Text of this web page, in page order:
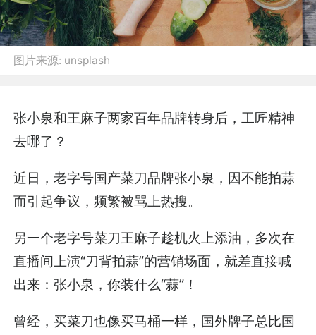
图片来源: unsplash
张小泉和王麻子两家百年品牌转身后，工匠精神
去哪了？
近日，老字号国产菜刀品牌张小泉，因不能拍蒜
而引起争议，频繁被骂上热搜。
另一个老字号菜刀王麻子趁机火上添油，多次在
直播间上演“刀背拍蒜”的营销场面，就差直接喊
出来：张小泉，你装什么“蒜”！
曾经，买菜刀也像买马桶一样，国外牌子总比国